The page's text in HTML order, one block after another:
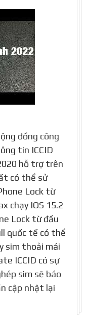
đồng công
tin ICCID
hỗ trợ trên
có thể sử
Lock từ
chạy IOS 15.2
Lock từ đầu
quốc tế có thể
sim thoải mái
ICCID có sự
sim sẽ báo
cập nhật lại